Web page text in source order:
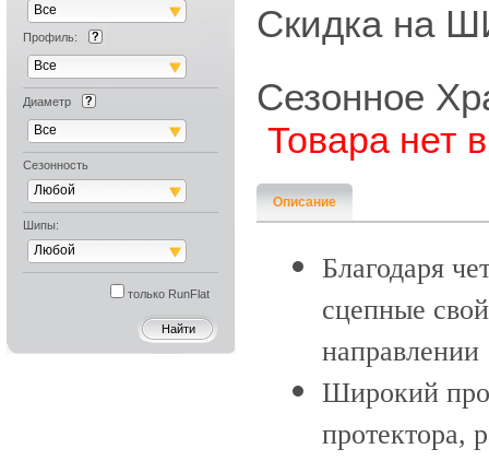
Все
Профиль:
Все
Диаметр
Все
Сезонность
Любой
Шипы:
Любой
только RunFlat
Скидка на
Сезонное
Товара нет
Описание
Благодаря
сцепные
направлении
Широкий
протектора,